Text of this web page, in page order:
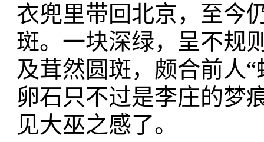
衣兜里带回北京，至今
斑。一块深绿，呈不规
及茸然圆斑，颇合前人
卵石只不过是李庄的梦
见大巫之感了。